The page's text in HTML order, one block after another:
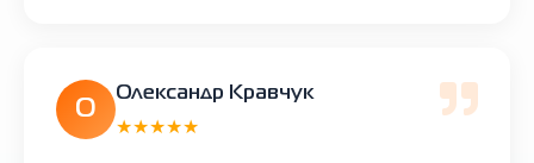
О
Олександр Кравчук
★★★★★